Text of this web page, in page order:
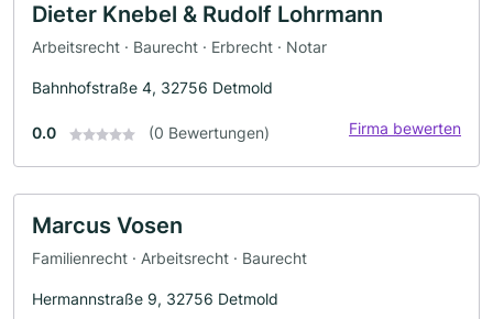
Dieter Knebel & Rudolf Lohrmann
Arbeitsrecht · Baurecht · Erbrecht · Notar
Bahnhofstraße 4, 32756 Detmold
0.0 (0 Bewertungen) Firma bewerten
Marcus Vosen
Familienrecht · Arbeitsrecht · Baurecht
Hermannstraße 9, 32756 Detmold